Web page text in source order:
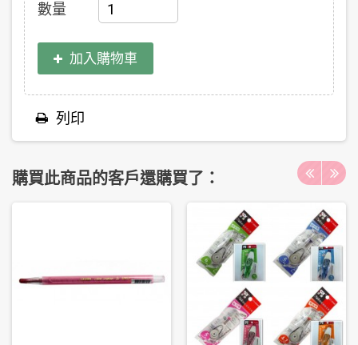
數量
加入購物車
列印
購買此商品的客戶還購買了：